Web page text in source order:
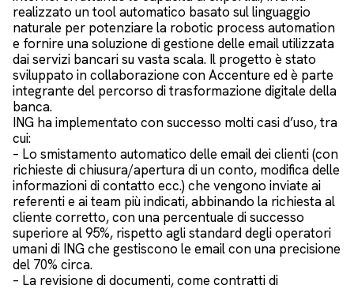
realizzato un tool automatico basato sul linguaggio
naturale per potenziare la robotic process automation
e fornire una soluzione di gestione delle email utilizzata
dai servizi bancari su vasta scala. Il progetto è stato
sviluppato in collaborazione con Accenture ed è parte
integrante del percorso di trasformazione digitale della
banca.
ING ha implementato con successo molti casi d’uso, tra
cui:
– Lo smistamento automatico delle email dei clienti (con
richieste di chiusura/apertura di un conto, modifica delle
informazioni di contatto ecc.) che vengono inviate ai
referenti e ai team più indicati, abbinando la richiesta al
cliente corretto, con una percentuale di successo
superiore al 95%, rispetto agli standard degli operatori
umani di ING che gestiscono le email con una precisione
del 70% circa.
– La revisione di documenti, come contratti di